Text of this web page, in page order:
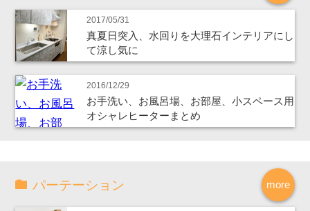
2017/05/31
真夏日突入、水回りを大理石インテリアにし
て涼し気に
2016/12/29
お手洗い、お風呂場、お部屋、小スペース用
オシャレヒーターまとめ
more
パーテーション